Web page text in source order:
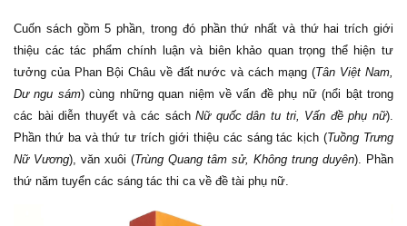
Cuốn sách gồm 5 phần, trong đó phần thứ nhất và thứ hai trích giới
thiệu các tác phẩm chính luận và biên khảo quan trọng thể hiện tư
tưởng của Phan Bội Châu về đất nước và cách mạng (Tân Việt Nam,
Dư ngu sám) cùng những quan niệm về vấn đề phụ nữ (nổi bật trong
các bài diễn thuyết và các sáchNữ quốc dân tu tri, Vấn đề phụ nữ).
Phần thứ ba và thứ tư trích giới thiệu các sáng tác kịch (Tuồng Trưng
Nữ Vương), văn xuôi (Trùng Quang tâm sử, Không trung duyên). Phần
thứ năm tuyển các sáng tác thi ca về đề tài phụ nữ.